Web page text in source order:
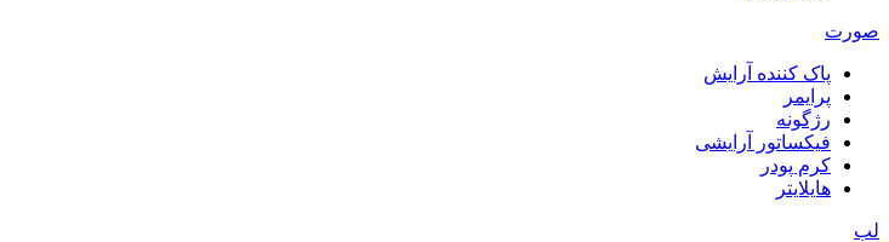
صورت
پاک کننده آرایش
پرایمر
رژگونه
فیکساتور آرایشی
کرم پودر
هایلایتر
لب